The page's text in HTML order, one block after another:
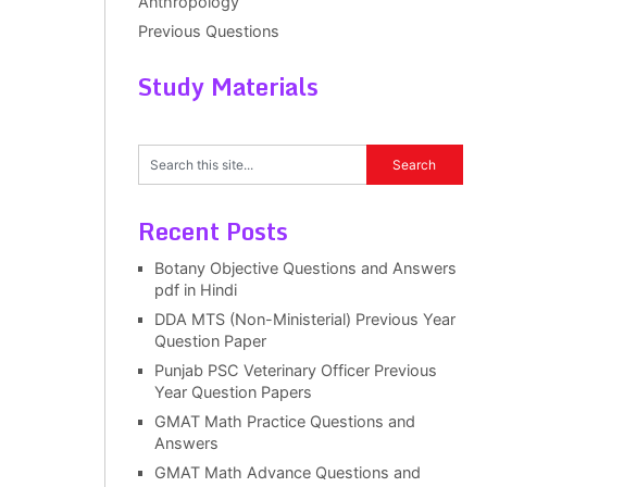
Previous Questions
Study Materials
Recent Posts
Botany Objective Questions and Answers
pdf in Hindi
DDA MTS (Non-Ministerial) Previous Year
Question Paper
Punjab PSC Veterinary Officer Previous
Year Question Papers
GMAT Math Practice Questions and
Answers
GMAT Math Advance Questions and